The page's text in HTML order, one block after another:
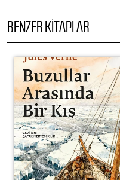
BENZER KITAPLAR